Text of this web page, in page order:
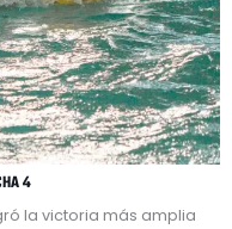
4
la victoria más amplia